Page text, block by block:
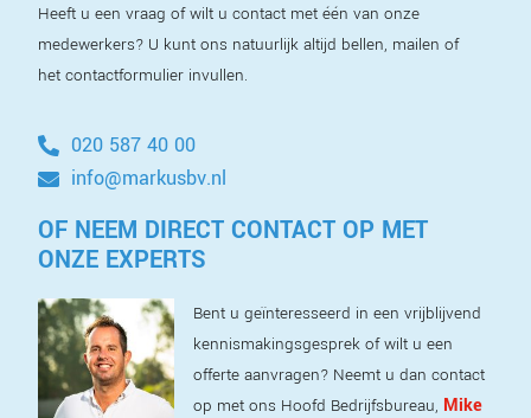
Heeft u een vraag of wilt u contact met één van onze
medewerkers? U kunt ons natuurlijk altijd bellen, mailen of
het contactformulier invullen.
020 587 40 00
info@markusbv.nl
OF NEEM DIRECT CONTACT OP MET
ONZE EXPERTS
Bent u geïnteresseerd in een vrijblijvend
kennismakingsgesprek of wilt u een
offerte aanvragen? Neemt u dan contact
op met ons Hoofd Bedrijfsbureau, Mike